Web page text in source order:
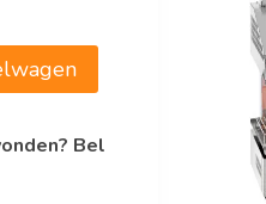
Bel